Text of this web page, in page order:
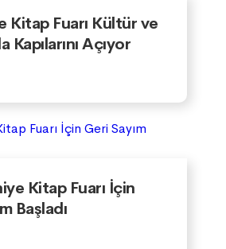
Kitap Fuarı Kültür ve
Kapılarını Açıyor
Kitap Fuarı İçin
Başladı